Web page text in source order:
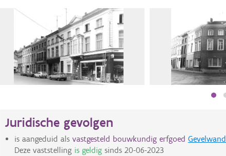
Juridische gevolgen
is aangeduid als vastgesteld bouwkundig erfgoed
Deze vaststelling is geldigsinds 20-06-2023